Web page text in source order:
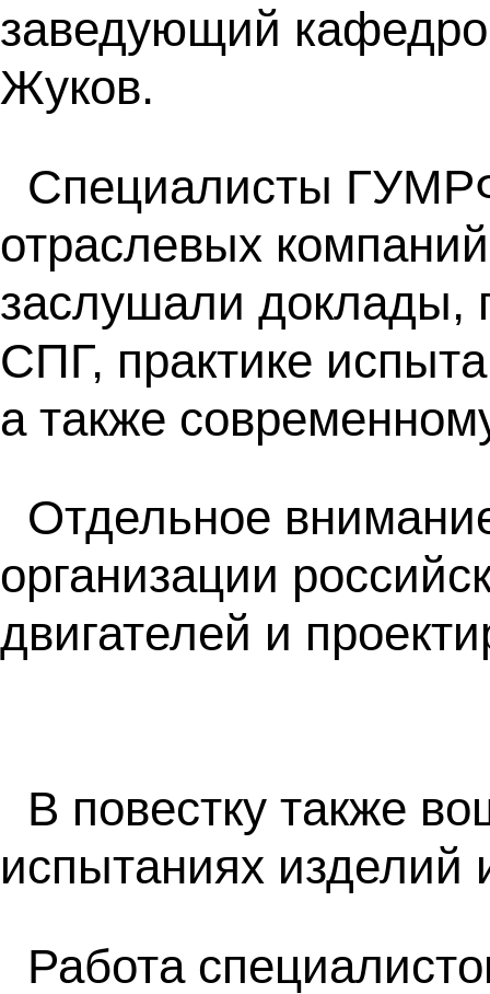
заведующий
Жуков.
Специалисты
отраслевых
заслушали доклады,
СПГ, практике
а также
Отдельное
организации
двигателей и
В повестку также
испытаниях
Работа